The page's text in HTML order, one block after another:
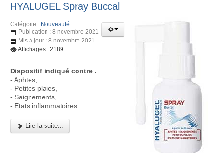
HYALUGEL Spray Buccal
Catégorie : Nouveauté
Publication : 8 novembre 2021
Mis à jour : 8 novembre 2021
Affichages : 2189
Dispositif indiqué contre :
- Aphtes,
- Petites plaies,
- Saignements,
- Etats inflammatoires.
Lire la suite...